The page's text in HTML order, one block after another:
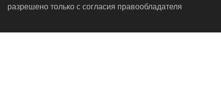
разрешено только с согласия правообладателя